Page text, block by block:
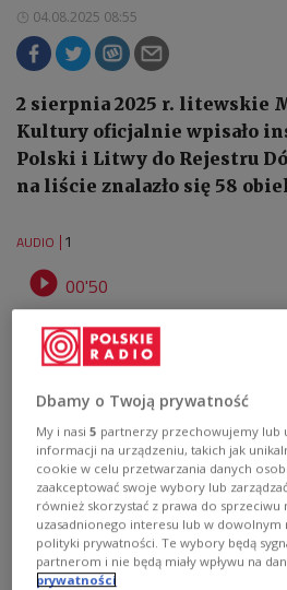
04.08.2025 08:55
2 sierpnia 2025 r. litewskie
Kultury oficjalnie wpisało
Polski i Litwy do Rejestru
na liście znalazło się 58
AUDIO 1
 00'50
Regalia władców Polski i Litwy zostały
kulturowe Litwy. Kamil Zalewski i Mateusz
Dbamy o Twoją prywatność
My i nasi5 partnerzy przechowujemy lub
informacji na urządzeniu, takich jak
cookie w celu przetwarzania danych
zaakceptować swoje wybory lub
również skorzystać z prawa do sprzeciwu
uzasadnionego interesu lub w
polityki prywatności. Te wybory będą
partnerom i nie będą miały wpływu na
prywatności